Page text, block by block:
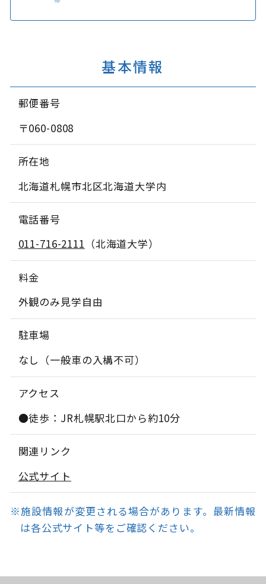
基本情報
郵便番号
〒060-0808
所在地
北海道札幌市北区北海道大学内
電話番号
011-716-2111 （北海道大学）
料金
外観のみ見学自由
駐車場
なし（一般車の入構不可）
アクセス
●徒歩：JR札幌駅北口から約10分
関連リンク
公式サイト
※施設情報が変更される場合があります。最新情報
は各公式サイト等をご確認ください。